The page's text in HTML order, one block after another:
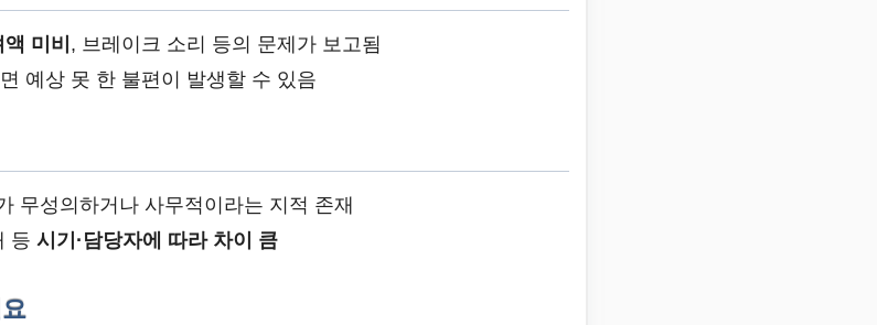
미비 , 브레이크 소리 등의 문제가 보고됨
예상 못 한 불편이 발생할 수 있음
무성의하거나 사무적이라는 지적 존재
등 시기·담당자에 따라 차이 큼